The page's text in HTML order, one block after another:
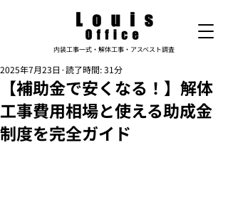
内装工事一式・解体工事・アスベスト調査
【補助金で安くなる！】解体
工事費用相場と使える助成金
制度を完全ガイド
2025年7月23日 読了時間: 31分